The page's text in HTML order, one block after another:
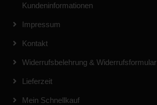
Kundeninformationen
Impressum
Kontakt
Widerrufsbelehrung & Widerrufsformular
Lieferzeit
Mein Schnellkauf